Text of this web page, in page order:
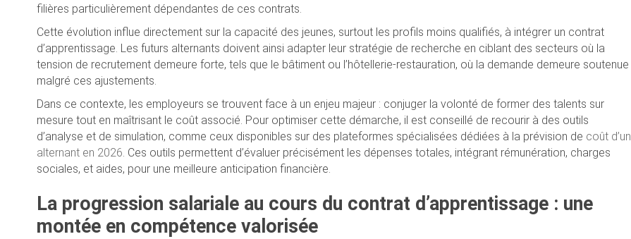
filières particulièrement dépendantes de ces contrats.
Cette évolution influe directement sur la capacité des jeunes, surtout les profils moins qualifiés, à intégrer un contrat
d’apprentissage. Les futurs alternants doivent ainsi adapter leur stratégie de recherche en ciblant des secteurs où la
tension de recrutement demeure forte, tels que le bâtiment ou l’hôtellerie-restauration, où la demande demeure soutenue
malgré ces ajustements.
Dans ce contexte, les employeurs se trouvent face à un enjeu majeur : conjuger la volonté de former des talents sur
mesure tout en maîtrisant le coût associé. Pour optimiser cette démarche, il est conseillé de recourir à des outils
d’analyse et de simulation, comme ceux disponibles sur des plateformes spécialisées dédiées à la prévision de coût d’un
alternant en 2026. Ces outils permettent d’évaluer précisément les dépenses totales, intégrant rémunération, charges
sociales, et aides, pour une meilleure anticipation financière.
La progression salariale au cours du contrat d’apprentissage : une
montée en compétence valorisée